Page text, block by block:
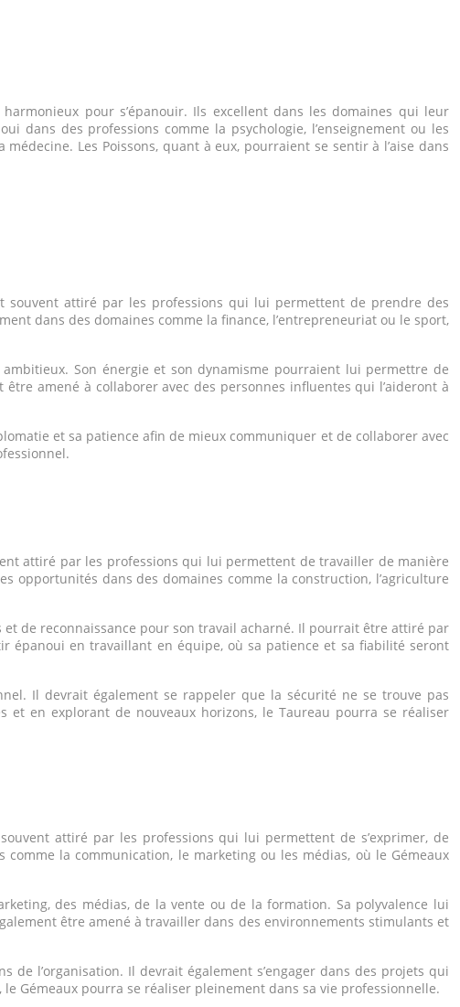
pour s’épanouir. Ils excellent dans les domaines qui leur
dans des professions comme la psychologie, l’enseignement ou les
Les Poissons, quant à eux, pourraient se sentir à l’aise dans
souvent attiré par les professions qui lui permettent de prendre des
dans des domaines comme la finance, l’entrepreneuriat ou le sport,
Son énergie et son dynamisme pourraient lui permettre de
amené à collaborer avec des personnes influentes qui l’aideront à
et sa patience afin de mieux communiquer et de collaborer avec
attiré par les professions qui lui permettent de travailler de manière
opportunités dans des domaines comme la construction, l’agriculture
de reconnaissance pour son travail acharné. Il pourrait être attiré par
épanoui en travaillant en équipe, où sa patience et sa fiabilité seront
Il devrait également se rappeler que la sécurité ne se trouve pas
et en explorant de nouveaux horizons, le Taureau pourra se réaliser
attiré par les professions qui lui permettent de s’exprimer, de
la communication, le marketing ou les médias, où le Gémeaux
des médias, de la vente ou de la formation. Sa polyvalence lui
être amené à travailler dans des environnements stimulants et
l’organisation. Il devrait également s’engager dans des projets qui
Gémeaux pourra se réaliser pleinement dans sa vie professionnelle.